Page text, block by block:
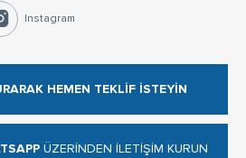
Instagram
HEMEN TEKLİF İSTEYİN
ÜZERİNDEN İLETİŞİM KURUN